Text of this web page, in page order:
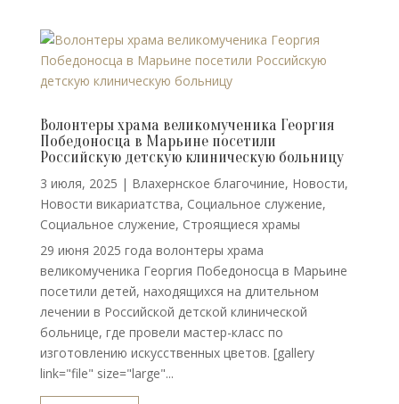
Волонтеры храма великомученика Георгия
Победоносца в Марьине посетили
Российскую детскую клиническую больницу
3 июля, 2025 | Влахернское благочиние, Новости,
Новости викариатства, Социальное служение,
Социальное служение, Строящиеся храмы
29 июня 2025 года волонтеры храма
великомученика Георгия Победоносца в Марьине
посетили детей, находящихся на длительном
лечении в Российской детской клинической
больнице, где провели мастер-класс по
изготовлению искусственных цветов. [gallery
link="file" size="large"...